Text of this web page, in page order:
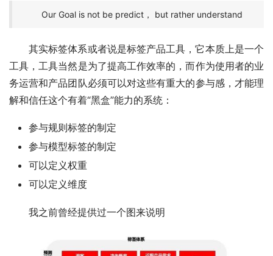
Our Goal is not be predict， but rather understand
其实标签体系或者说是标签产品工具，它本质上是一个
工具，工具当然是为了提高工作效率的，而作为使用者的业
务运营和产品团队必须可以对这些有重大的参与感，才能理
解和信任这个有着“黑盒”能力的系统：
参与规则标签的制定
参与模型标签的制定
可以定义权重
可以定义维度
我之前曾经提供过一个图来说明